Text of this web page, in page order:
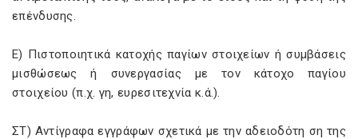
επένδυσης.
Ε) Πιστοποιητικά κατοχής παγίων στοιχείων ή συμβάσεις
μισθώσεως ή συνεργασίας με τον κάτοχο παγίου
στοιχείου (π.χ. γη, ευρεσιτεχνία κ.ά.).
ΣΤ) Αντίγραφα εγγράφων σχετικά με την αδειοδότη ση της